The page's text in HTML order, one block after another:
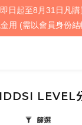
LEVEL
篩選
日起至8月31日凡購
用 (需以會員身份結